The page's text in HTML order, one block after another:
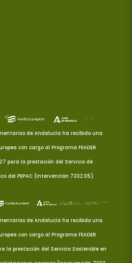
de Andalucía ha recibido una
con cargo al Programa FEADER
para la prestación del Servicio de
del PEPAC (Intervención 7202.05)
de Andalucía ha recibido una
con cargo al Programa FEADER
la prestación del Servicio Sostenible en